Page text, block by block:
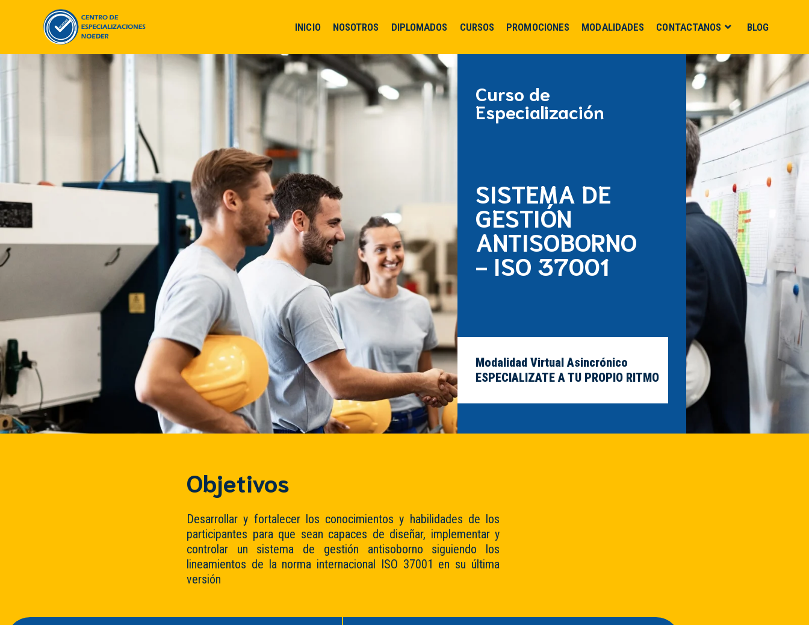
INICIO NOSOTROS DIPLOMADOS CURSOS PROMOCIONES MODALIDADES CONTACTANOS BLOG
Curso de
Especialización
SISTEMA DE
GESTIÓN
ANTISOBORNO
- ISO 37001
Modalidad Virtual Asincrónico
ESPECIALIZATE A TU PROPIO RITMO
Objetivos
Desarrollar y fortalecer los conocimientos y habilidades de los
participantes para que sean capaces de diseñar, implementar y
controlar un sistema de gestión antisoborno siguiendo los
lineamientos de la norma internacional ISO 37001 en su última
versión